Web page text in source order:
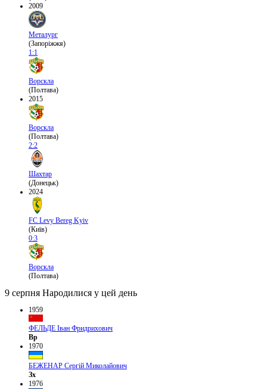
2009
Металург
(Запоріжжя)
1:1
Ворскла
(Полтава)
2015
Ворскла
(Полтава)
2:2
Шахтар
(Донецьк)
2024
FC Levy Bereg Kyiv
(Київ)
0:3
Ворскла
(Полтава)
9 серпня Народилися у цей день
1959
ФЕЛЬДЕ Іван Фридрихович
Вр
1970
БЕЖЕНАР Сергій Миколайович
Зх
1976